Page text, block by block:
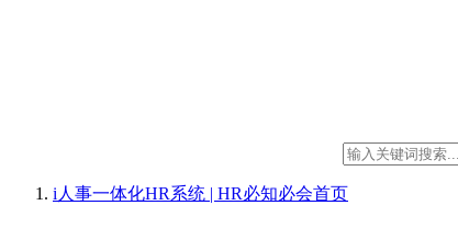
i人事一体化HR系统 | HR必知必会首页